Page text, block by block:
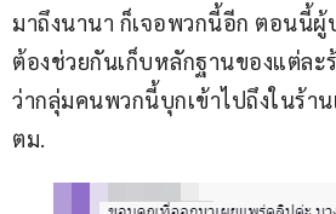
มาถึงนานา ก็เจอพวกนี้อีก ตอนนี้ผู้
ต้องช่วยกันเก็บหลักฐานของแต่ละ
ว่ากลุ่มคนพวกนี้บุกเข้าไปถึงในร้าน
ตม.